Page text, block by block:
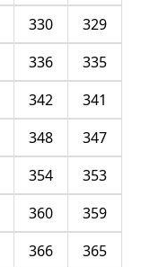
329
330
335
336
341
342
347
348
353
354
359
360
365
366